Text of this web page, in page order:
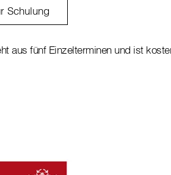
Schulung
aus fünf Einzelterminen und ist